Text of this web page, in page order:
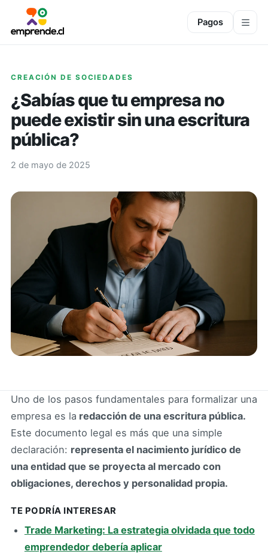
Pagos
CREACIÓN DE SOCIEDADES
¿Sabías que tu empresa no
puede existir sin una escritura
pública?
2 de mayo de 2025
Uno de los pasos fundamentales para formalizar una
empresa es la redacción de una escritura pública.
Este documento legal es más que una simple
declaración: representa el nacimiento jurídico de
una entidad que se proyecta al mercado con
obligaciones, derechos y personalidad propia.
TE PODRÍA INTERESAR
Trade Marketing: La estrategia olvidada que todo
emprendedor debería aplicar